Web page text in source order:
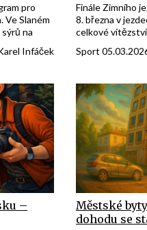
pro
Ve Slaném
na
osobnost T.
Infáček
Finále Zimního
8. března v
celkové
šampionka
Sport
–
Městské
dohodu se